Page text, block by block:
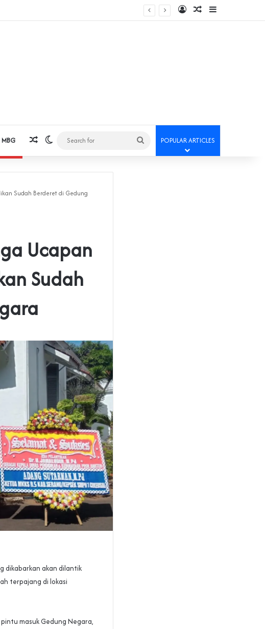
Log InRandom Article
Sidebar
MBG Random Article
Switch skin
Search
for
POPULAR ARTICLES
Sudah Berderet di Gedung
Ucapan
Sudah
dikabarkan akan dilantik
terpajang di lokasi
masuk Gedung Negara,